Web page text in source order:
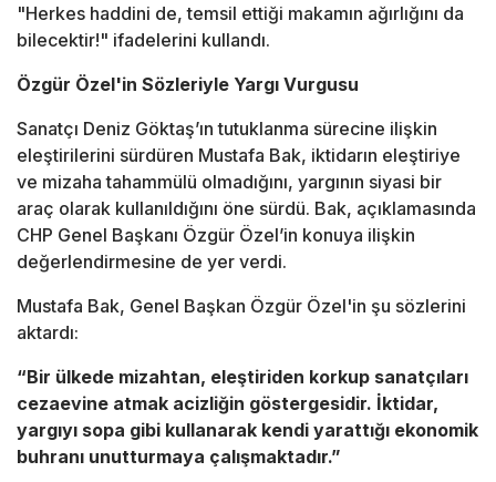
"Herkes haddini de, temsil ettiği makamın ağırlığını da
bilecektir!" ifadelerini kullandı.
Özgür Özel'in Sözleriyle Yargı Vurgusu
Sanatçı Deniz Göktaş’ın tutuklanma sürecine ilişkin
eleştirilerini sürdüren Mustafa Bak, iktidarın eleştiriye
ve mizaha tahammülü olmadığını, yargının siyasi bir
araç olarak kullanıldığını öne sürdü. Bak, açıklamasında
CHP Genel Başkanı Özgür Özel’in konuya ilişkin
değerlendirmesine de yer verdi.
Mustafa Bak, Genel Başkan Özgür Özel'in şu sözlerini
aktardı:
“Bir ülkede mizahtan, eleştiriden korkup sanatçıları
cezaevine atmak acizliğin göstergesidir. İktidar,
yargıyı sopa gibi kullanarak kendi yarattığı ekonomik
buhranı unutturmaya çalışmaktadır.”